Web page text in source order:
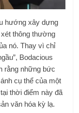
hướng xây dựng
thông thường
nó. Thay vì chỉ
Bodacious
rằng những bức
cụ thể của một
thời điểm này đã
văn hóa kỳ lạ.